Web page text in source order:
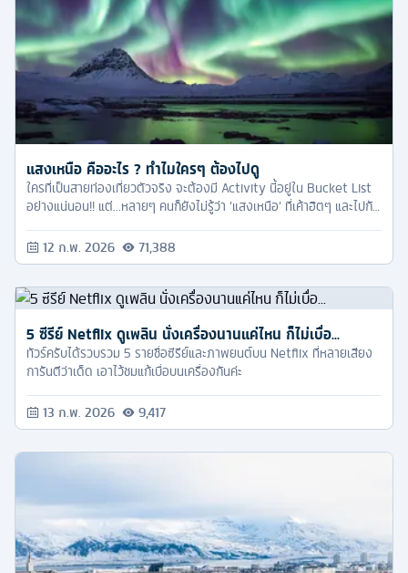
แสงเหนือ คืออะไร ? ทำไมใครๆ ต้องไปดู
ใครที่เป็นสายท่องเที่ยวตัวจริง จะต้องมี Activity นี้อยู่ใน Bucket List
อย่างแน่นอน!! แต่...หลายๆ คนก็ยังไม่รู้ว่า ‘แสงเหนือ’ ที่เค้าฮิตๆ และไปกัน
เนี่ย มันคืออะไรนะ? แล้วทำไมใครๆ ถึงต้องอยากไปดูขนาดนั้น?? วันนี้
ทัวร์ครับ เลยจะมาไขปริศนาที่ว่านี้ ให้ทุกคนหายงงกันครับ
12 ก.พ. 2026 71,388
5 ซีรีย์ Netflix ดูเพลิน นั่งเครื่องนานแค่ไหน ก็ไม่เบื่อ...
ทัวร์ครับได้รวบรวม 5 รายชื่อซีรีย์และภาพยนต์บน Netflix ที่หลายเสียง
การันตีว่าเด็ด เอาไว้ชมแก้เบื่อบนเครื่องกันค่ะ
13 ก.พ. 2026 9,417